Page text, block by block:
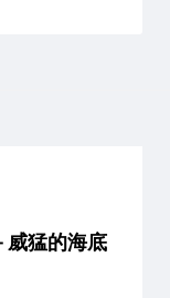
威猛的海底